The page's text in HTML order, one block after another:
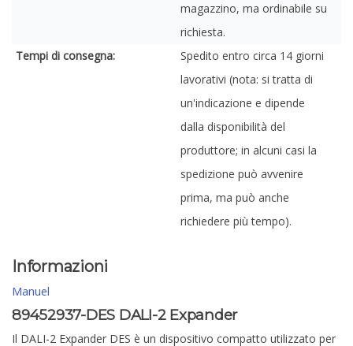
magazzino, ma ordinabile su
richiesta.
Tempi di consegna:
Spedito entro circa 14 giorni
lavorativi (nota: si tratta di
un'indicazione e dipende
dalla disponibilità del
produttore; in alcuni casi la
spedizione può avvenire
prima, ma può anche
richiedere più tempo).
Informazioni
Manuel
89452937-DES DALI-2 Expander
Il DALI-2 Expander DES è un dispositivo compatto utilizzato per